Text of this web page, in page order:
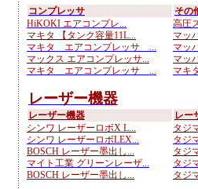
コンプレッサ
HiKOKI エアコンプレ...
マキタ 【タンク容量11L...
マキタ エアコンプレッサ ...
マックス エアコンプレッサ...
マキタ エアコンプレッサ ...
その
高圧
マッ
マッ
マッ
マキ
レーザー機器
レーザー機器
シンワ レーザーロボX L...
シンワ レーザーロボLEX...
BOSCH レーザー墨出し...
マイト工業 グリーンレーザ...
BOSCH レーザー墨出し...
レー
タジ
タジ
タジ
タジ
タジ